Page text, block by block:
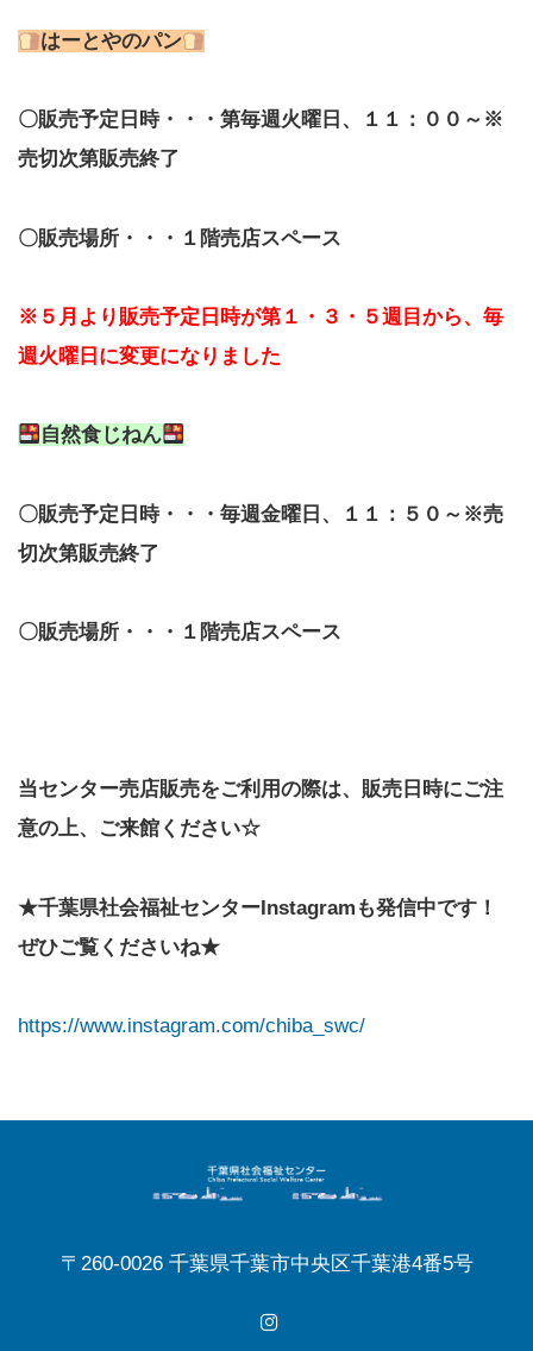
はーとやのパン
〇販売予定日時・・・第毎週火曜日、１１：００～※
売切次第販売終了
〇販売場所・・・１階売店スペース
※５月より販売予定日時が第１・３・５週目から、毎
週火曜日に変更になりました
自然食じねん
〇販売予定日時・・・毎週金曜日、１１：５０～※売
切次第販売終了
〇販売場所・・・１階売店スペース
当センター売店販売をご利用の際は、販売日時にご注
意の上、ご来館ください☆
★千葉県社会福祉センターInstagramも発信中です！
ぜひご覧くださいね★
https://www.instagram.com/chiba_swc/
〒260-0026 千葉県千葉市中央区千葉港4番5号